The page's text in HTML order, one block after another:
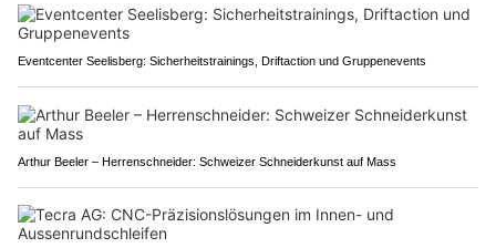
Eventcenter Seelisberg: Sicherheitstrainings, Driftaction und Gruppenevents
Arthur Beeler – Herrenschneider: Schweizer Schneiderkunst auf Mass